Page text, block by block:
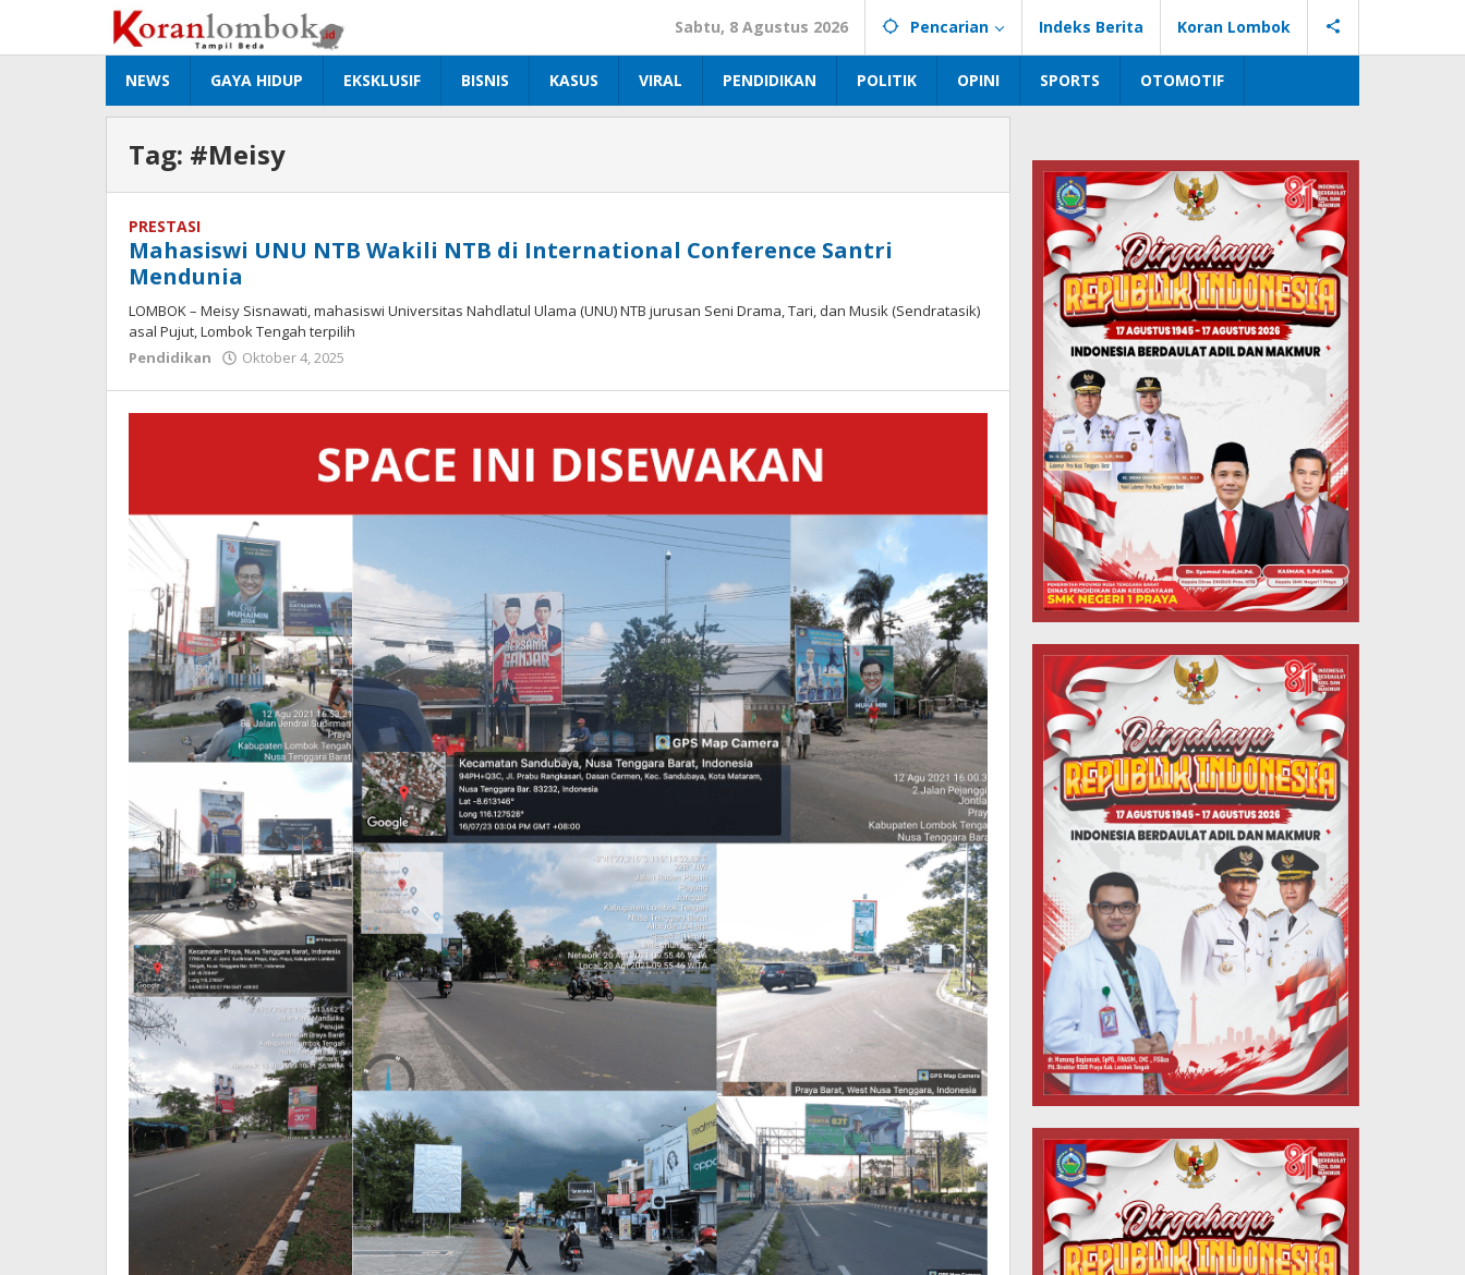
konten
Sabtu, 8 Agustus 2026 Pencarian Indeks Berita Koran Lombok
NEWS GAYA HIDUP EKSKLUSIF BISNIS KASUS VIRAL PENDIDIKAN POLITIK OPINI SPORTS OTOMOTIF
Tag: #Meisy
PRESTASI
Mahasiswi UNU NTB Wakili NTB di International Conference Santri
Mendunia
LOMBOK – Meisy Sisnawati, mahasiswi Universitas Nahdlatul Ulama (UNU) NTB jurusan Seni Drama, Tari, dan Musik (Sendratasik)
asal Pujut, Lombok Tengah terpilih
Pendidikan
Oktober 4, 2025